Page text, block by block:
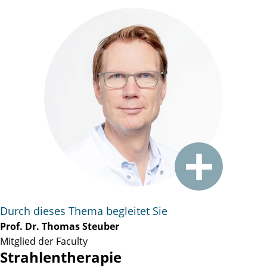
Durch dieses Thema begleitet Sie
Prof. Dr. Thomas Steuber
Mitglied der Faculty
Strahlentherapie